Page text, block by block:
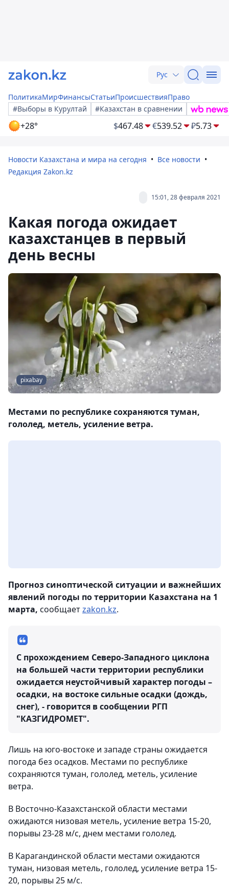
Рус
ПолитикаМирФинансыСтатьиПроисшествияПраво
#Выборы в Курултай
#Казахстан в сравнении
+28° $467.48 €539.52 ₽5.73
Новости Казахстана и мира на сегодня
Все новости
Редакция Zakon.kz
15:01, 28 февраля 2021
Какая погода ожидает
казахстанцев в первый
день весны
pixabay
Местами по республике сохраняются туман,
гололед, метель, усиление ветра.
Прогноз синоптической ситуации и важнейших
явлений погоды по территории Казахстана на 1
марта, сообщаетzakon.kz.
С прохождением Северо-Западного циклона
на большей части территории республики
ожидается неустойчивый характер погоды –
осадки, на востоке сильные осадки (дождь,
снег), - говорится в сообщении РГП
"КАЗГИДРОМЕТ".
Лишь на юго-востоке и западе страны ожидается
погода без осадков. Местами по республике
сохраняются туман, гололед, метель, усиление
ветра.
В Восточно-Казахстанской области местами
ожидаются низовая метель, усиление ветра 15-20,
порывы 23-28 м/с, днем местами гололед.
В Карагандинской области местами ожидаются
туман, низовая метель, гололед, усиление ветра 15-
20, порывы 25 м/с.